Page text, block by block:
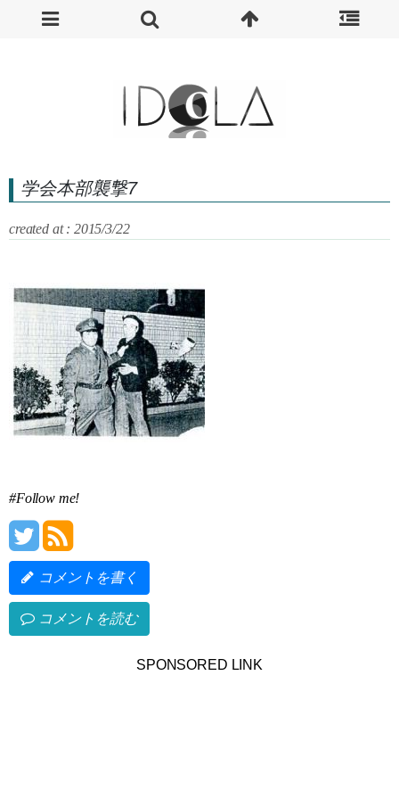
学会本部襲撃7
created at : 2015/3/22
#Follow me!
コメントを書く
コメントを読む
SPONSORED LINK